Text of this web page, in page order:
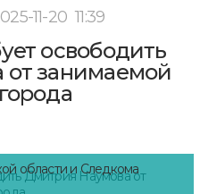
11-20 11:39
освободить
занимаемой
области и Следкома